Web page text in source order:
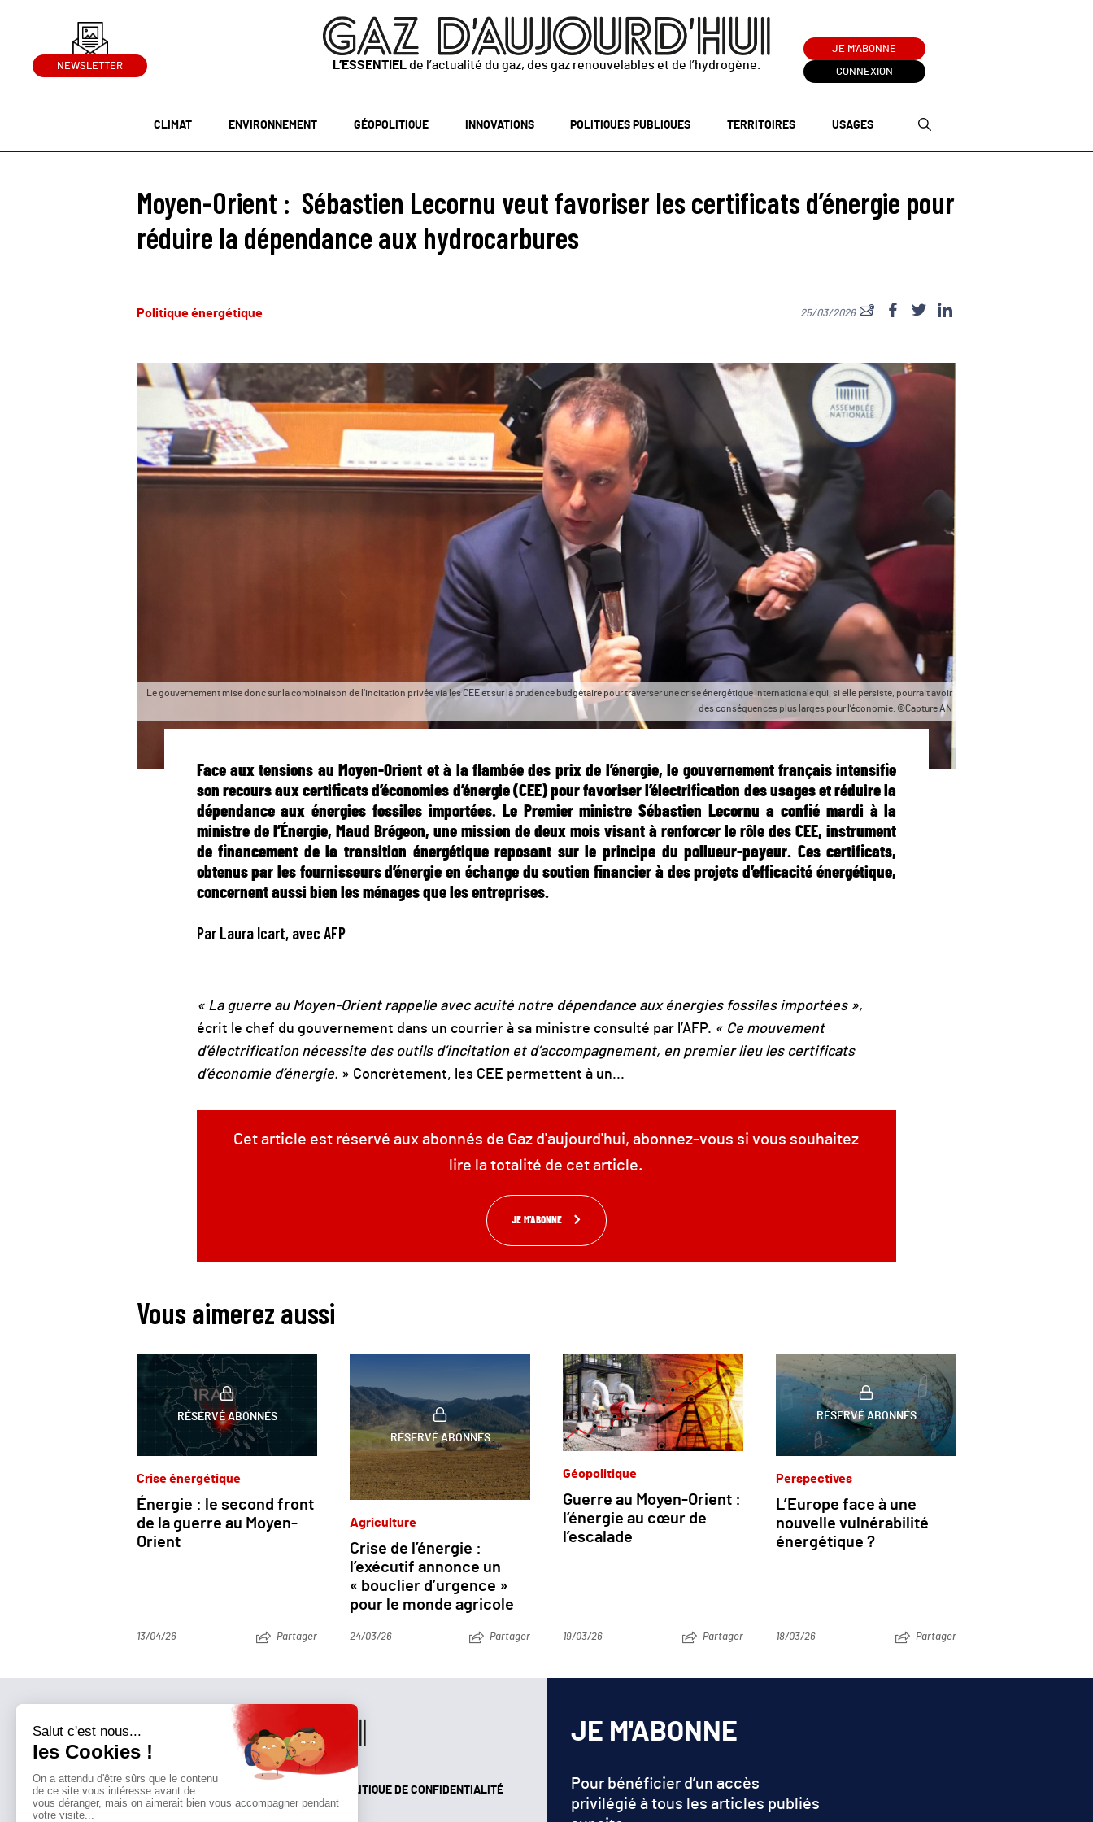
NEWSLETTER L’ESSENTIEL de l’actualité du gaz, des gaz renouvelables et de l’hydrogène.
JE M'ABONNE
CONNEXION
CLIMAT ENVIRONNEMENT GÉOPOLITIQUE INNOVATIONS POLITIQUES PUBLIQUES TERRITOIRES USAGES
Moyen-Orient : Sébastien Lecornu veut favoriser les certificats d’énergie pour
réduire la dépendance aux hydrocarbures
Politique énergétique 25/03/2026
Le gouvernement mise donc sur la combinaison de l’incitation privée via les CEE et sur la prudence budgétaire pour traverser une crise énergétique internationale qui, si elle persiste, pourrait avoir
des conséquences plus larges pour l’économie. ©Capture AN
Face aux tensions au Moyen-Orient et à la flambée des prix de l’énergie, le gouvernement français intensifie
son recours aux certificats d’économies d’énergie (CEE) pour favoriser l’électrification des usages et réduire la
dépendance aux énergies fossiles importées. Le Premier ministre Sébastien Lecornu a confié mardi à la
ministre de l’Énergie, Maud Brégeon, une mission de deux mois visant à renforcer le rôle des CEE, instrument
de financement de la transition énergétique reposant sur le principe du pollueur-payeur. Ces certificats,
obtenuspar les fournisseurs d’énergie en échange du soutien financier à des projets d’efficacité énergétique,
concernent aussi bien les ménages que les entreprises.
Par Laura Icart, avec AFP
« La guerre au Moyen-Orient rappelle avec acuité notre dépendance aux énergies fossiles importées »,
écrit le chef du gouvernement dans un courrier à sa ministre consulté par l’AFP. « Ce mouvement
d’électrification nécessite des outils d’incitation et d’accompagnement, en premier lieu les certificats
d’économie d’énergie. » Concrètement, les CEE permettent à un...
Cet article est réservé aux abonnés de Gaz d'aujourd'hui, abonnez-vous si vous souhaitez
lire la totalité de cet article.
JE M'ABONNE
Vous aimerez aussi
RÉSERVÉ ABONNÉS
Crise énergétique
Énergie : le second front
de la guerre au Moyen-
Orient
13/04/26 Partager
RÉSERVÉ ABONNÉS
Agriculture
Crise de l’énergie :
l’exécutif annonce un
« bouclier d’urgence »
pour le monde agricole
24/03/26 Partager
Géopolitique
Guerre au Moyen-Orient :
l’énergie au cœur de
l’escalade
19/03/26 Partager
RÉSERVÉ ABONNÉS
Perspectives
L’Europe face à une
nouvelle vulnérabilité
énergétique ?
18/03/26 Partager
QUI SOMMES-NOUS?MENTIONS LÉGALES POLITIQUE DE CONFIDENTIALITÉ
JE M'ABONNE
Pour bénéficier d’un accès
privilégié à tous les articles publiés